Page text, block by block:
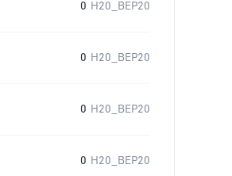
0 H20_BEP20
0 H20_BEP20
0 H20_BEP20
0 H20_BEP20